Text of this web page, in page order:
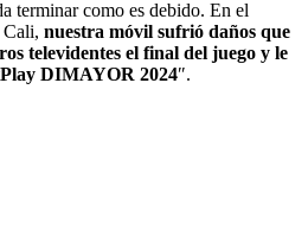
terminar como es debido. En el
Cali, nuestra móvil sufrió daños que
televidentes el final del juego y le
DIMAYOR 2024″.